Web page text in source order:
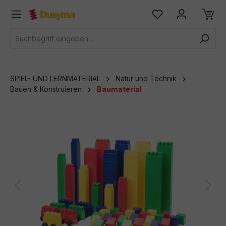
springen
SPIEL- UND LERNMATERIAL
Natur und Technik
Bauen & Konstruieren
Baumaterial